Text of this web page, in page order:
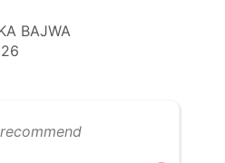
BAJWA